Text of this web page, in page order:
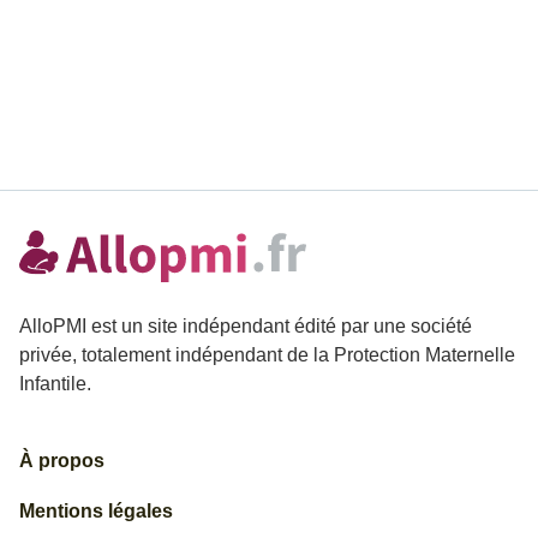
AlloPMI est un site indépendant édité par une société
privée, totalement indépendant de la Protection Maternelle
Infantile.
À propos
Mentions légales